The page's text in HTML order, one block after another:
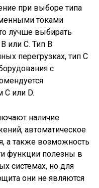
при выборе типа
токами
лучше выбирать
или C. Тип B
перегрузках, тип C
с
C или D.
наличие
автоматическое
а также возможность
функции полезны в
системах, но для
они не являются